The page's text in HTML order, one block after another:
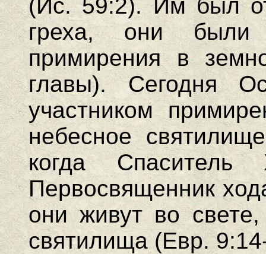
(Ис. 59:2). Им был
греха, они были
примирения в
главы). Сегодня
участником
небесное
когда Спаситель
Первосвященник
они живут во
святилища (Евр.